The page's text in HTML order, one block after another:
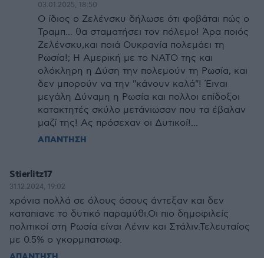
03.01.2025, 18:50
Ο ίδιος ο Ζελένσκυ δήλωσε ότι φοβάται πώς ο
Τραμπ... θα σταματήσει τον πόλεμο! Άρα ποιός
Ζελένσκυ,και ποιά Ουκρανία πολεμάει τη
Ρωσία!; Η Αμερική με το ΝΑΤΟ της και
ολόκληρη η Δύση την πολεμούν τη Ρωσία, και
δεν μπορούν να την "κάνουν καλά"! Έιναι
μεγάλη Δύναμη η Ρωσία και πολλοι επίδοξοι
κατακτητές σκύλο μετάνιωσαν που τα έβαλαν
μαζί της! Ας πρόσεχαν οι Δυτικοί!...
ΑΠΑΝΤΗΣΗ
Stierlitz17
31.12.2024, 19:02
χρόνια πολλά σε όλους όσους άντεξαν και δεν
καταπιανε το δυτικό παραμύθι.Οι πιο δημοφιλείς
πολιτικοί στη Ρωσία είναι Λένιν και Στάλιν.Τελευταίος
με 0.5% ο γκορμπατσωφ.